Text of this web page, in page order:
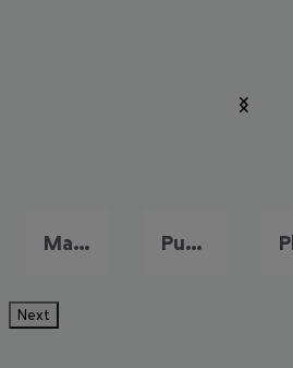
Maspalomas Puerto Rico
Next